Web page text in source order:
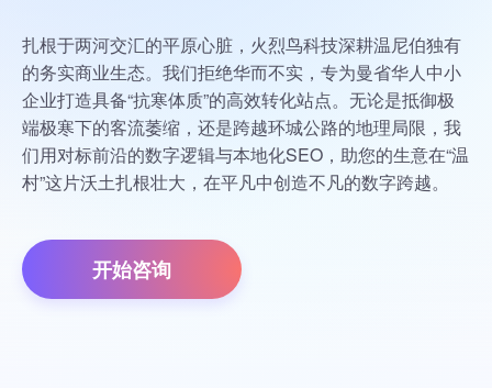
扎根于两河交汇的平原心脏，火烈鸟科技深耕温尼伯独有
的务实商业生态。我们拒绝华而不实，专为曼省华人中小
企业打造具备“抗寒体质”的高效转化站点。无论是抵御极
端极寒下的客流萎缩，还是跨越环城公路的地理局限，我
们用对标前沿的数字逻辑与本地化SEO，助您的生意在“温
村”这片沃土扎根壮大，在平凡中创造不凡的数字跨越。
开始咨询